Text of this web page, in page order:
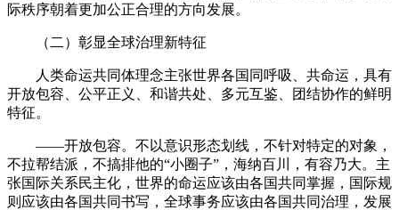
际秩序朝着更加公正合理的方向发展。
（二）彰显全球治理新特征
人类命运共同体理念主张世界各国同呼吸、共命运，具有
开放包容、公平正义、和谐共处、多元互鉴、团结协作的鲜明
特征。
——开放包容。不以意识形态划线，不针对特定的对象，
不拉帮结派，不搞排他的“小圈子”，海纳百川，有容乃大。主
张国际关系民主化，世界的命运应该由各国共同掌握，国际规
则应该由各国共同书写，全球事务应该由各国共同治理，发展